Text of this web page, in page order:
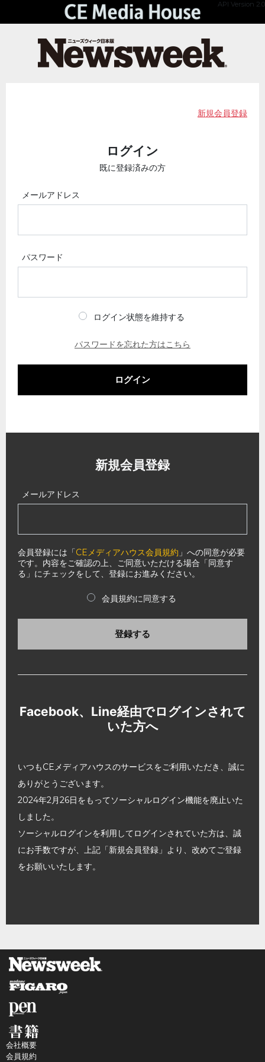
API Version 2.0
新規会員登録
ログイン
既に登録済みの方
メールアドレス
パスワード
ログイン状態を維持する
パスワードを忘れた方はこちら
ログイン
新規会員登録
メールアドレス
会員登録には「CEメディアハウス会員規約 」への同意が必要
です。内容をご確認の上、ご同意いただける場合「同意す
る」にチェックをして、登録にお進みください。
会員規約に同意する
登録する
Facebook、Line経由でログインされて
いた方へ
いつもCEメディアハウスのサービスをご利用いただき、誠に
ありがとうございます。
2024年2月26日をもってソーシャルログイン機能を廃止いた
しました。
ソーシャルログインを利用してログインされていた方は、誠
にお手数ですが、上記「新規会員登録」より、改めてご登録
をお願いいたします。
会社概要
会員規約